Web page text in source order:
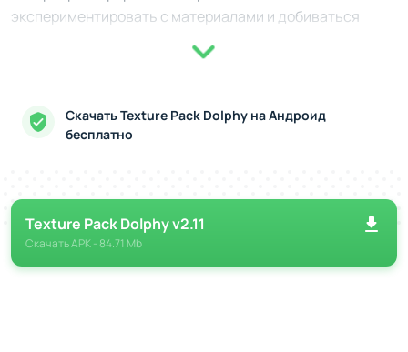
экспериментировать с материалами и добиваться
набор в уникальное произведение. Каждый элемент
чувство стиля.
в проекты.
Создавайте комплекты настроек для разных
тематик — от футуристичного хай-тека до уюта
лесных пейзажей.
Скачать Texture Pack Dolphy на Андроид
бесплатно
Texture Pack Dolphy v2.11
СкачатьAPK- 84.71 Mb